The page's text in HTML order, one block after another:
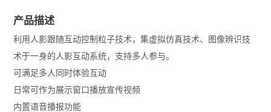
产品描述
利用人影跟随互动控制粒子技术，集虚拟仿真技术、图像辨识技
术于一身的人影互动系统，支持多人参与。
可满足多人同时体验互动
日常可作为展示窗口播放宣传视频
内置语音播报功能